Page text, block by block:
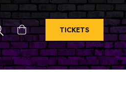
TICKETS